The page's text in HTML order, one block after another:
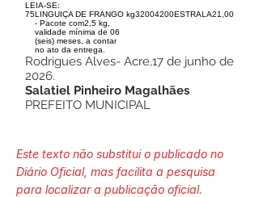
LEIA-SE:
75LINGUIÇA DE FRANGO
- Pacote com2,5 kg,
validade mínima de 06
(seis) meses, a contar
no ato da entrega.
kg32004200ESTRALA21,00
Rodrigues Alves- Acre,17 de junho de
2026.
Salatiel Pinheiro Magalhães
PREFEITO MUNICIPAL
Este texto não substitui o publicado no
Diário Oficial, mas facilita a pesquisa
para localizar a publicação oficial.